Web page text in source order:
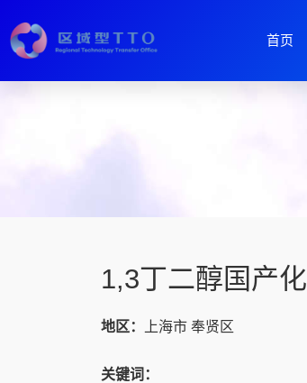
首页
1,3丁二醇国产化
地区： 上海市 奉贤区
关键词：